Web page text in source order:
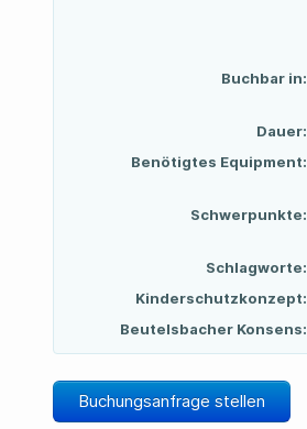
Buchbar in:
Dauer:
Benötigtes Equipment:
Schwerpunkte:
Schlagworte:
Kinderschutzkonzept:
Beutelsbacher Konsens:
Buchungsanfrage stellen